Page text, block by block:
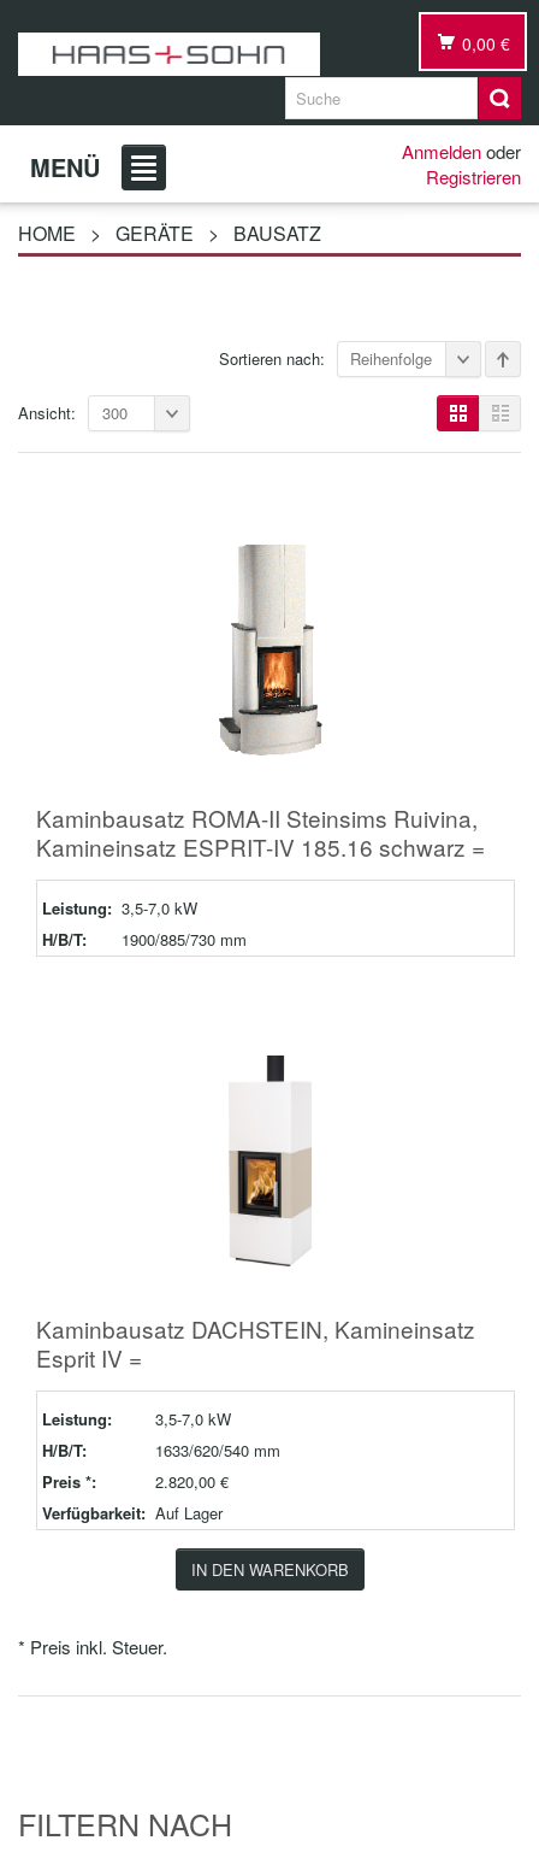
0,00 €
MENÜ Anmeldenoder
Registrieren
HOME > GERÄTE > BAUSATZ
Sortieren nach: Reihenfolge
Ansicht: 300
Kaminbausatz ROMA-II Steinsims Ruivina,
Kamineinsatz ESPRIT-IV 185.16 schwarz =
Leistung: 3,5-7,0 kW
H/B/T:
1900/885/730 mm
Kaminbausatz DACHSTEIN, Kamineinsatz
Esprit IV =
Leistung:
3,5-7,0 kW
H/B/T:
1633/620/540 mm
Preis *:
2.820,00 €
Verfügbarkeit: Auf Lager
IN DEN WARENKORB
* Preis inkl. Steuer.
FILTERN NACH